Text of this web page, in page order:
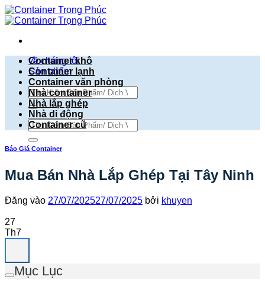
Bỏ
qua
dung
về chúng tôi
Sản phẩm
Tìm
kiếm:
Tìm
kiếm:
Container khô
Container lạnh
Container văn phòng
Nhà container
Nhà lắp ghép
Nhà di động
Container cũ
Báo Giá Container
Mua Bán Nhà Lắp Ghép Tại Tây Ninh
Đăng vào 27/07/202527/07/2025 bởi khuyen
27
Th7
Mục Lục